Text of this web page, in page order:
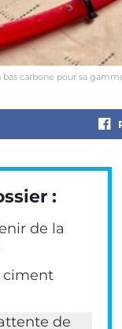
carbone pour sa
:
de la
ciment
de